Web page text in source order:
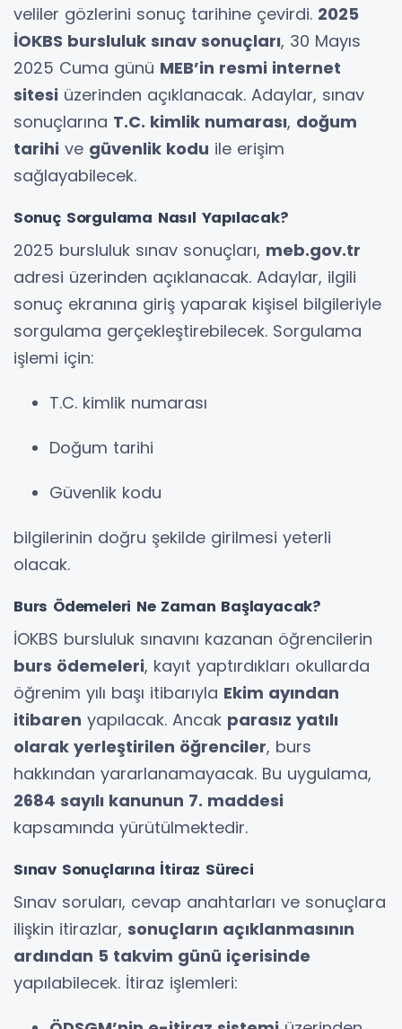
veliler gözlerini sonuç tarihine çevirdi. 2025
İOKBS bursluluk sınav sonuçları, 30 Mayıs
2025 Cuma günü MEB’in resmi internet
sitesi üzerinden açıklanacak. Adaylar, sınav
sonuçlarına T.C. kimlik numarası, doğum
tarihi ve güvenlik kodu ile erişim
sağlayabilecek.
Sonuç Sorgulama Nasıl Yapılacak?
2025 bursluluk sınav sonuçları, meb.gov.tr
adresi üzerinden açıklanacak. Adaylar, ilgili
sonuç ekranına giriş yaparak kişisel bilgileriyle
sorgulama gerçekleştirebilecek. Sorgulama
işlemi için:
T.C. kimlik numarası
Doğum tarihi
Güvenlik kodu
bilgilerinin doğru şekilde girilmesi yeterli
olacak.
Burs Ödemeleri Ne Zaman Başlayacak?
İOKBS bursluluk sınavını kazanan öğrencilerin
burs ödemeleri, kayıt yaptırdıkları okullarda
öğrenim yılı başı itibarıyla Ekim ayından
itibaren yapılacak. Ancak parasız yatılı
olarak yerleştirilen öğrenciler, burs
hakkından yararlanamayacak. Bu uygulama,
2684 sayılı kanunun 7. maddesi
kapsamında yürütülmektedir.
Sınav Sonuçlarına İtiraz Süreci
Sınav soruları, cevap anahtarları ve sonuçlara
ilişkin itirazlar, sonuçların açıklanmasının
ardından 5 takvim günü içerisinde
yapılabilecek. İtiraz işlemleri: